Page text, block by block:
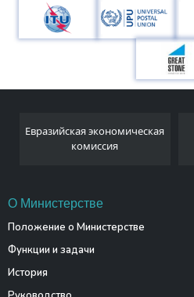
Евразийская экономическая
комиссия
О Министерстве
Положение о Министерстве
Функции и задачи
История